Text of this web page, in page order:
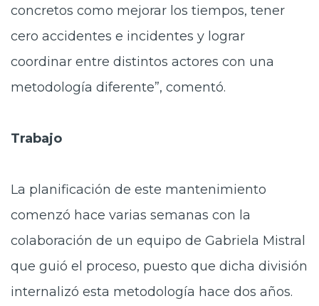
concretos como mejorar los tiempos, tener
cero accidentes e incidentes y lograr
coordinar entre distintos actores con una
metodología diferente”, comentó.
Trabajo
La planificación de este mantenimiento
comenzó hace varias semanas con la
colaboración de un equipo de Gabriela Mistral
que guió el proceso, puesto que dicha división
internalizó esta metodología hace dos años.